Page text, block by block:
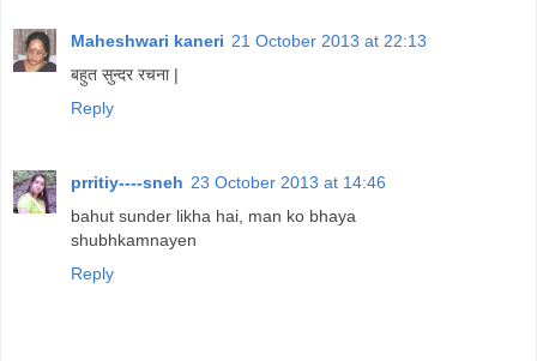
Maheshwari kaneri 21 October 2013 at 22:13
बहुत सुन्दर रचना |
Reply
prritiy----sneh 23 October 2013 at 14:46
bahut sunder likha hai, man ko bhaya
shubhkamnayen
Reply